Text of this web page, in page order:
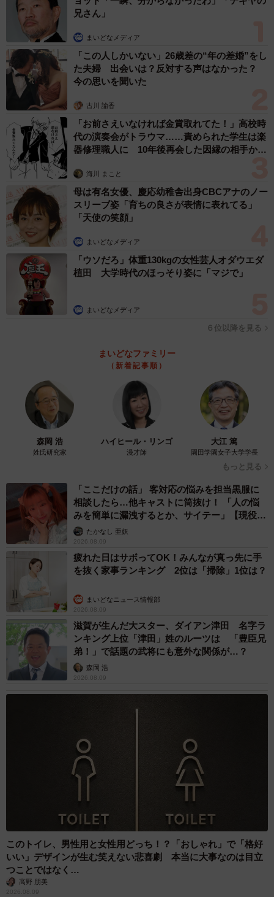
兄さん」
まいどなメディア
「この人しかいない」26歳差の“年の差婚”をし
た夫婦 出会いは？反対する声はなかった？
今の思いを聞いた
古川 諭香
「お前さえいなければ金賞取れてた！」高校時
代の演奏会がトラウマ……責められた学生は楽
器修理職人に 10年後再会した因縁の相手から
海川 まこと
母は有名女優、慶応幼稚舎出身CBCアナのノー
スリーブ姿「育ちの良さが表情に表れてる」
「天使の笑顔」
まいどなメディア
「ウソだろ」体重130kgの女性芸人オダウエダ
植田 大学時代のほっそり姿に「マジで」
まいどなメディア
６位以降を見る
まいどなファミリー
（新着記事順）
森岡 浩
姓氏研究家
ハイヒール・リンゴ
漫才師
大江 篤
園田学園女子大学学長
もっと見る
「ここだけの話」 客対応の悩みを担当黒服に
相談したら…他キャストに筒抜け！ 「人の悩
みを簡単に漏洩するとか、サイテー」【現役キ
ャストに取材】
たかなし 亜妖
2026.08.09
疲れた日はサボってOK！みんなが真っ先に手
を抜く家事ランキング 2位は「掃除」1位は？
まいどなニュース情報部
2026.08.09
滋賀が生んだ大スター、ダイアン津田 名字ラ
ンキング上位「津田」姓のルーツは 「豊臣兄
弟！」で話題の武将にも意外な関係が…？
森岡 浩
2026.08.09
このトイレ、男性用と女性用どっち！？「おしゃれ」で「格好
いい」デザインが生む笑えない悲喜劇 本当に大事なのは目立
つことではなく…
高野 朋美
2026.08.09